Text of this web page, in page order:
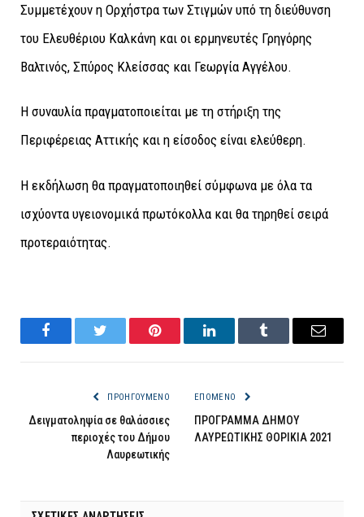
Συμμετέχουν η Ορχήστρα των Στιγμών υπό τη διεύθυνση
του Ελευθέριου Καλκάνη και οι ερμηνευτές Γρηγόρης
Βαλτινός, Σπύρος Κλείσσας και Γεωργία Αγγέλου.
Η συναυλία πραγματοποιείται με τη στήριξη της
Περιφέρειας Αττικής και η είσοδος είναι ελεύθερη.
Η εκδήλωση θα πραγματοποιηθεί σύμφωνα με όλα τα
ισχύοντα υγειονομικά πρωτόκολλα και θα τηρηθεί σειρά
προτεραιότητας.
FacebookTwitter Pinterest LinkedInTumblr Email
ΠΡΟΗΓΟΎΜΕΝΟ
Δειγματοληψία σε θαλάσσιες
περιοχές του Δήμου
Λαυρεωτικής
ΕΠΌΜΕΝΟ
ΠΡΟΓΡΑΜΜΑ ΔΗΜΟΥ
ΛΑΥΡΕΩΤΙΚΗΣ ΘΟΡΙΚΙΑ 2021